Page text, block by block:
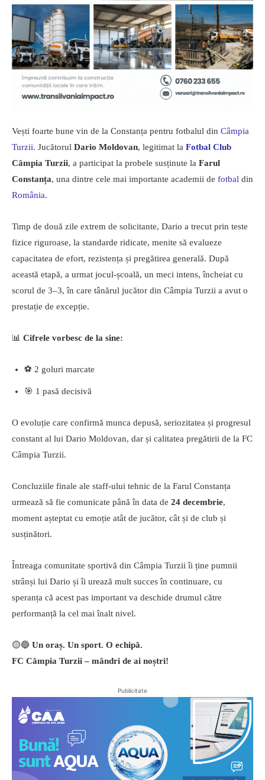
Vești foarte bune vin de la Constanța pentru fotbalul din Câmpia
Turzii. Jucătorul Dario Moldovan, legitimat la Fotbal Club
Câmpia Turzii, a participat la probele susținute la Farul
Constanța, una dintre cele mai importante academii de fotbal din
România.
Timp de două zile extrem de solicitante, Dario a trecut prin teste
fizice riguroase, la standarde ridicate, menite să evalueze
capacitatea de efort, rezistența și pregătirea generală. După
această etapă, a urmat jocul-școală, un meci intens, încheiat cu
scorul de 3–3, în care tânărul jucător din Câmpia Turzii a avut o
prestație de excepție.
📊 Cifrele vorbesc de la sine:
⚽ 2 goluri marcate
🎯 1 pasă decisivă
O evoluție care confirmă munca depusă, seriozitatea și progresul
constant al lui Dario Moldovan, dar și calitatea pregătirii de la FC
Câmpia Turzii.
Concluziile finale ale staff-ului tehnic de la Farul Constanța
urmează să fie comunicate până în data de 24 decembrie,
moment așteptat cu emoție atât de jucător, cât și de club și
susținători.
Întreaga comunitate sportivă din Câmpia Turzii îi ține pumnii
strânși lui Dario și îi urează mult succes în continuare, cu
speranța că acest pas important va deschide drumul către
performanță la cel mai înalt nivel.
🟡🔵 Un oraș. Un sport. O echipă.
FC Câmpia Turzii – mândri de ai noștri!
Publicitate